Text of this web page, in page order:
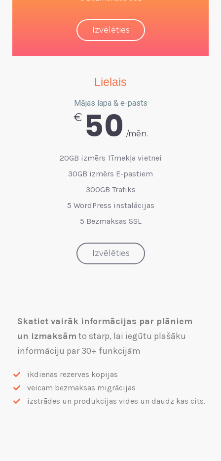
Izvēlēties
Lielais
Mājas lapa & e-pasts
€ 50 /mēn.
20GB izmērs Tīmekļa vietnei
30GB izmērs E-pastiem
300GB Trafiks
5 WordPress instalācijas
5 Bezmaksas SSL
Izvēlēties
Skatiet vairāk informācijas par plāniem
un izmaksām to starp, lai iegūtu plašāku
informāciju par 30+ funkcijām
ikdienas rezerves kopijas
veicam bezmaksas migrācijas
izstrādes un produkcijas vides un daudz kas cits.